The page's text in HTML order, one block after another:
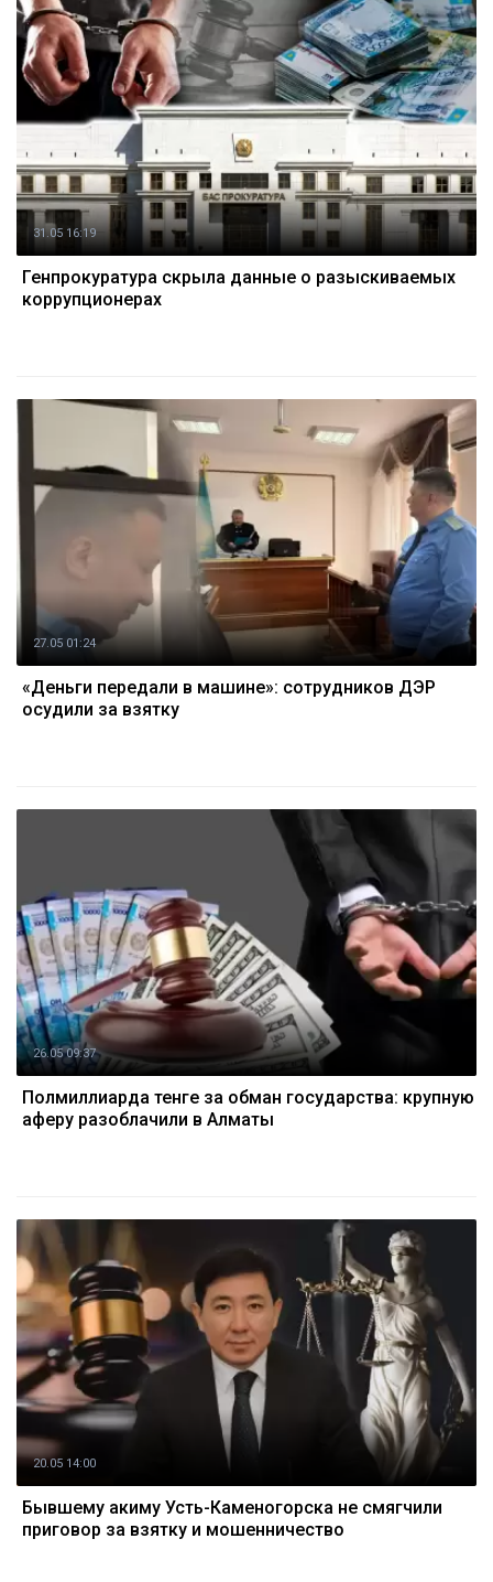
31.05 16:19
Генпрокуратура скрыла данные о разыскиваемых
коррупционерах
27.05 01:24
«Деньги передали в машине»: сотрудников ДЭР
осудили за взятку
26.05 09:37
Полмиллиарда тенге за обман государства: крупную
аферу разоблачили в Алматы
20.05 14:00
Бывшему акиму Усть-Каменогорска не смягчили
приговор за взятку и мошенничество